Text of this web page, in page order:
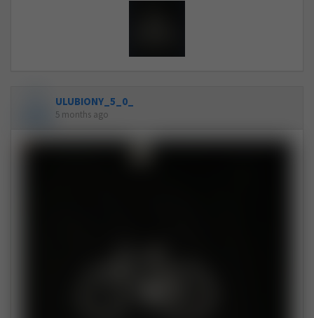
ULUBIONY_5_0_
5 months ago